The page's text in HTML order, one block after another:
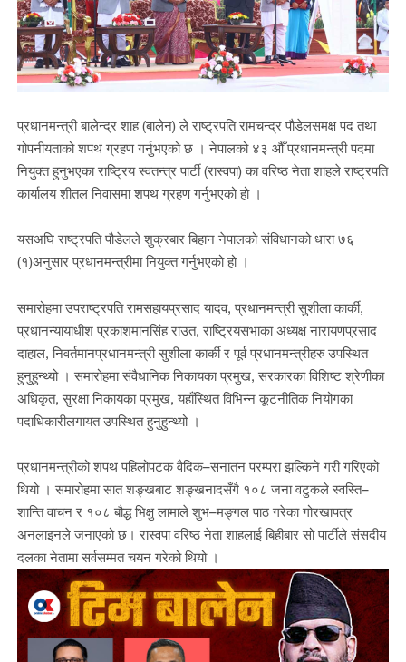
प्रधानमन्त्री बालेन्द्र शाह (बालेन) ले राष्ट्रपति रामचन्द्र पौडेलसमक्ष पद तथा
गोपनीयताको शपथ ग्रहण गर्नुभएको छ । नेपालको ४३ औँ प्रधानमन्त्री पदमा
नियुक्त हुनुभएका राष्ट्रिय स्वतन्त्र पार्टी (रास्वपा) का वरिष्ठ नेता शाहले राष्ट्रपति
कार्यालय शीतल निवासमा शपथ ग्रहण गर्नुभएको हो ।
यसअघि राष्ट्रपति पौडेलले शुक्रबार बिहान नेपालको संविधानको धारा ७६
(१)अनुसार प्रधानमन्त्रीमा नियुक्त गर्नुभएको हो ।
समारोहमा उपराष्ट्रपति रामसहायप्रसाद यादव, प्रधानमन्त्री सुशीला कार्की,
प्रधानन्यायाधीश प्रकाशमानसिंह राउत, राष्ट्रियसभाका अध्यक्ष नारायणप्रसाद
दाहाल, निवर्तमानप्रधानमन्त्री सुशीला कार्की र पूर्व प्रधानमन्त्रीहरु उपस्थित
हुनुहुन्थ्यो । समारोहमा संवैधानिक निकायका प्रमुख, सरकारका विशिष्ट श्रेणीका
अधिकृत, सुरक्षा निकायका प्रमुख, यहाँस्थित विभिन्न कूटनीतिक नियोगका
पदाधिकारीलगायत उपस्थित हुनुहुन्थ्यो ।
प्रधानमन्त्रीको शपथ पहिलोपटक वैदिक–सनातन परम्परा झल्किने गरी गरिएको
थियो । समारोहमा सात शङ्खबाट शङ्खनादसँगै १०८ जना वटुकले स्वस्ति–
शान्ति वाचन र १०८ बौद्ध भिक्षु लामाले शुभ–मङ्गल पाठ गरेका गोरखापत्र
अनलाइनले जनाएको छ। रास्वपा वरिष्ठ नेता शाहलाई बिहीबार सो पार्टीले संसदीय
दलका नेतामा सर्वसम्मत चयन गरेको थियो ।